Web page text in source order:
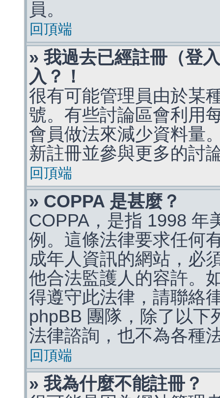
員。
回頂端
» 我過去已經註冊（登
入？！
很有可能管理員由於某
號。有些討論區會利用
會員做法來減少資料量
新註冊並參與更多的討
回頂端
» COPPA 是甚麼？
COPPA，是指 1998 年
例。這條法律要求任何
成年人資訊的網站，必
他合法監護人的容許。
得遵守此法律，請聯絡
phpBB 團隊，除了以下
法律諮詢，也不為各種
回頂端
» 我為什麼不能註冊？